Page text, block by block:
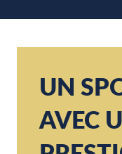
UN
AVEC